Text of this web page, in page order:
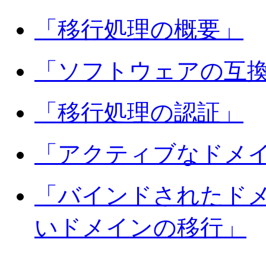
「移行処理の概要」
「ソフトウェアの互
「移行処理の認証」
「アクティブなドメ
「バインドされたド
いドメインの移行」